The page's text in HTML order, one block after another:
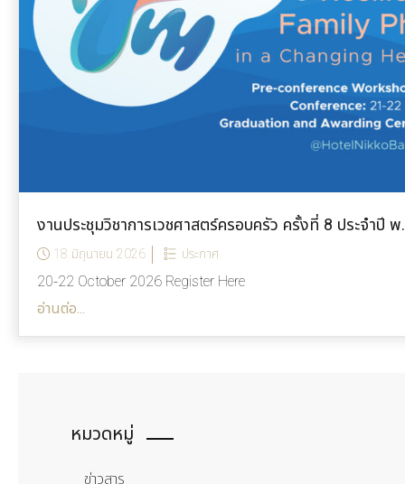
หมวดหมู่
ข่าวสาร
งานประชุมวิชาการเวชศาสตร์ครอบครัว ครั้งที่ 8 ประจำปี
18 มิถุนายน 2026 ประกาศ
20-22 October 2026 Register Here
อ่านต่อ...